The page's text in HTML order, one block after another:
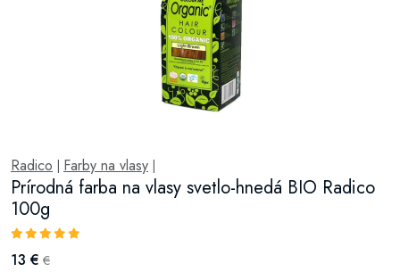
Radico Farby na vlasy
Prírodná farba na vlasy svetlo-hnedá BIO Radico
100g
13 € €